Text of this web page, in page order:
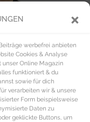
werbefrei anbieten
Cookies & Analyse
Online Magazin
funktioniert & du
sowie für dich
verarbeiten wir & unsere
Form beispielsweise
Daten zu
geklickte Buttons, um